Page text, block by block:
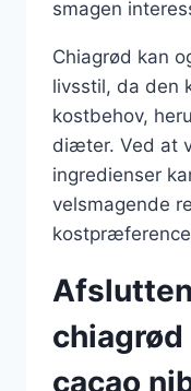
smagen
Chiagrød kan
livsstil, da den
kostbehov,
diæter. Ved at
ingredienser
velsmagende
chiagrød
cacao